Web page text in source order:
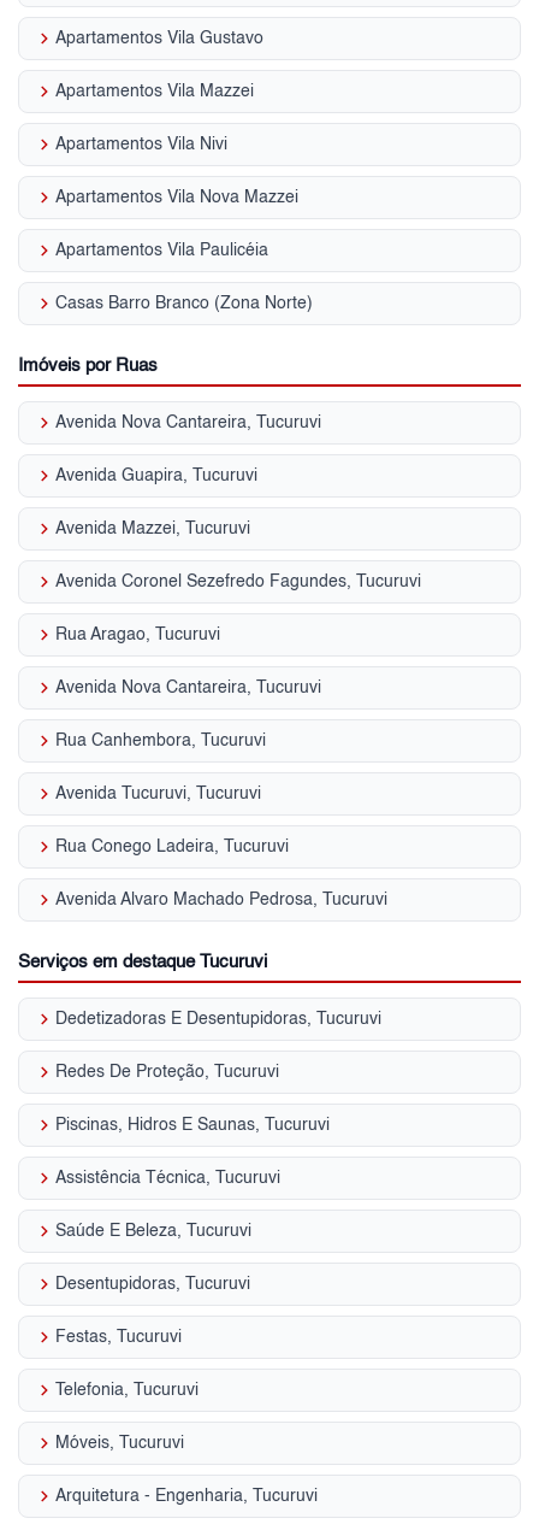
keyboard_arrow_right Apartamentos Vila Gustavo
keyboard_arrow_right Apartamentos Vila Mazzei
keyboard_arrow_right Apartamentos Vila Nivi
keyboard_arrow_right Apartamentos Vila Nova Mazzei
keyboard_arrow_right Apartamentos Vila Paulicéia
keyboard_arrow_right Casas Barro Branco (Zona Norte)
Imóveis por Ruas
keyboard_arrow_right Avenida Nova Cantareira, Tucuruvi
keyboard_arrow_right Avenida Guapira, Tucuruvi
keyboard_arrow_right Avenida Mazzei, Tucuruvi
keyboard_arrow_right Avenida Coronel Sezefredo Fagundes, Tucuruvi
keyboard_arrow_right Rua Aragao, Tucuruvi
keyboard_arrow_right Avenida Nova Cantareira, Tucuruvi
keyboard_arrow_right Rua Canhembora, Tucuruvi
keyboard_arrow_right Avenida Tucuruvi, Tucuruvi
keyboard_arrow_right Rua Conego Ladeira, Tucuruvi
keyboard_arrow_right Avenida Alvaro Machado Pedrosa, Tucuruvi
Serviços em destaque Tucuruvi
keyboard_arrow_right Dedetizadoras E Desentupidoras, Tucuruvi
keyboard_arrow_right Redes De Proteção, Tucuruvi
keyboard_arrow_right Piscinas, Hidros E Saunas, Tucuruvi
keyboard_arrow_right Assistência Técnica, Tucuruvi
keyboard_arrow_right Saúde E Beleza, Tucuruvi
keyboard_arrow_right Desentupidoras, Tucuruvi
keyboard_arrow_right Festas, Tucuruvi
keyboard_arrow_right Telefonia, Tucuruvi
keyboard_arrow_right Móveis, Tucuruvi
keyboard_arrow_right Arquitetura - Engenharia, Tucuruvi